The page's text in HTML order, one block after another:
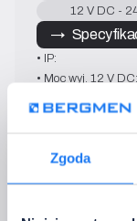
Zgoda
12 V DC -
→
• IP:
• Moc wyj. 12 V DC:
• Moc wyj. 24 V DC
• Prąd wyj.:
• Temperatura pracy: